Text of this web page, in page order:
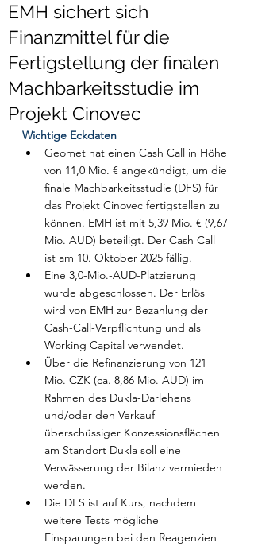
EMH sichert sich
Finanzmittel für die
Fertigstellung der finalen
Machbarkeitsstudie im
Projekt Cinovec
Wichtige Eckdaten
Geomet hat einen Cash Call in Höhe
von 11,0 Mio. € angekündigt, um die
finale Machbarkeitsstudie (DFS) für
das Projekt Cinovec fertigstellen zu
können. EMH ist mit 5,39 Mio. € (9,67
Mio. AUD) beteiligt. Der Cash Call
ist am 10. Oktober 2025 fällig.
Eine 3,0-Mio.-AUD-Platzierung
wurde abgeschlossen. Der Erlös
wird von EMH zur Bezahlung der
Cash-Call-Verpflichtung und als
Working Capital verwendet.
Über die Refinanzierung von 121
Mio. CZK (ca. 8,86 Mio. AUD) im
Rahmen des Dukla-Darlehens
und/oder den Verkauf
überschüssiger Konzessionsflächen
am Standort Dukla soll eine
Verwässerung der Bilanz vermieden
werden.
Die DFS ist auf Kurs, nachdem
weitere Tests mögliche
Einsparungen bei den Reagenzien